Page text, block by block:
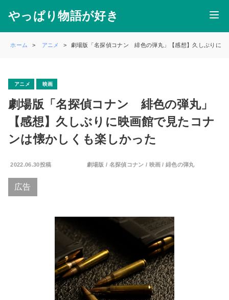
やっぱり物語が好き
ホーム アニメ 劇場版「名探偵コナン 緋色の弾丸」【感想】久しぶりに
アニメ 映画
劇場版「名探偵コナン 緋色の弾丸」
【感想】久しぶりに映画館で見たコナ
ンは懐かしくも楽しかった
2022.06.30投稿 劇場版 / 名探偵コナン / 映画 /緋色の弾丸
広告